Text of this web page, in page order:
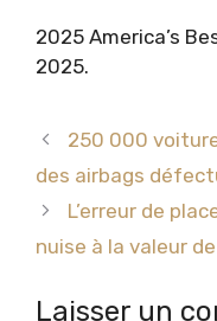
2025 America’s
2025.
250 000
des airbags
L’erreur de
nuise à la valeur
Laisser un